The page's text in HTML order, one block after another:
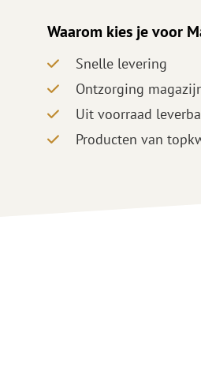
Waarom kies je voor
Snelle levering
Ontzorging
Uit voorraad
Producten van